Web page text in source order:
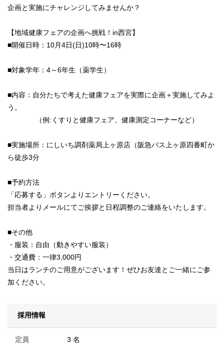
企画と実施にチャレンジしてみませんか？
【地域健康フェアの企画へ挑戦！in西宮】
■開催日時：10月4日(日)10時〜16時
■対象学年：4～6年生（薬学生）
■内容：自分たちで考えた健康フェアを実際に企画＋実施してみよ
う。
（例:くすりと健康フェア、健康測定コーナーなど）
■実施場所：にしいち調剤薬局上ヶ原店（阪急バス上ヶ原四番町か
ら徒歩3分
■予約方法
「応募する」ボタンよりエントリーください。
担当者よりメールにてご挨拶と日程調整のご連絡をいたします。
■その他
・服装：自由（動きやすい服装）
・交通費：一律3,000円
当日はランチのご用意がございます！ぜひお友達とご一緒にご参
加ください。
採用情報
定員 3 名